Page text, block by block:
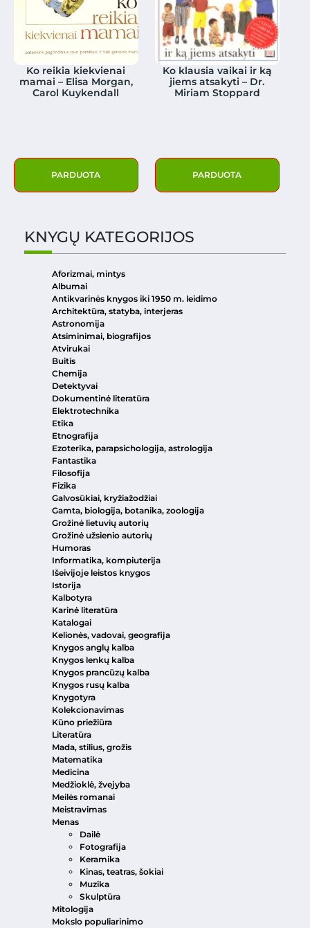
Ko reikia kiekvienai
mamai – Elisa Morgan,
Carol Kuykendall
PARDUOTA
Ko klausia vaikai ir ką
jiems atsakyti – Dr.
Miriam Stoppard
PARDUOTA
KNYGŲ KATEGORIJOS
Aforizmai, mintys
Albumai
Antikvarinės knygos iki 1950 m. leidimo
Architektūra, statyba, interjeras
Astronomija
Atsiminimai, biografijos
Atvirukai
Buitis
Chemija
Detektyvai
Dokumentinė literatūra
Elektrotechnika
Etika
Etnografija
Ezoterika, parapsichologija, astrologija
Fantastika
Filosofija
Fizika
Galvosūkiai, kryžiažodžiai
Gamta, biologija, botanika, zoologija
Grožinė lietuvių autorių
Grožinė užsienio autorių
Humoras
Informatika, kompiuterija
Išeivijoje leistos knygos
Istorija
Kalbotyra
Karinė literatūra
Katalogai
Kelionės, vadovai, geografija
Knygos anglų kalba
Knygos lenkų kalba
Knygos prancūzų kalba
Knygos rusų kalba
Knygotyra
Kolekcionavimas
Kūno priežiūra
Literatūra
Mada, stilius, grožis
Matematika
Medicina
Medžioklė, žvejyba
Meilės romanai
Meistravimas
Menas
Dailė
Fotografija
Keramika
Kinas, teatras, šokiai
Muzika
Skulptūra
Mitologija
Mokslo populiarinimo